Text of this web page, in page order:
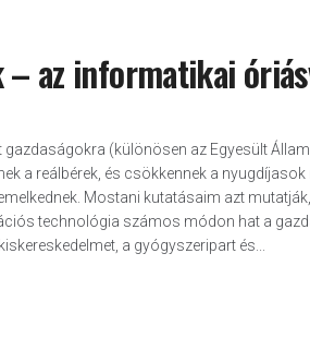
az informatikai
gazdaságokra (különösen az Egyesült
a reálbérek, és csökkennek a
Mostani kutatásaim azt
technológia számos módon hat a
a gyógyszeripart és...